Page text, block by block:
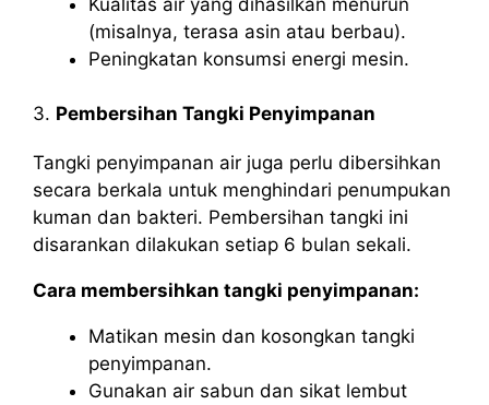
(misalnya, terasa asin atau berbau).
Peningkatan konsumsi energi mesin.
3. Pembersihan Tangki Penyimpanan
Tangki penyimpanan air juga perlu dibersihkan
secara berkala untuk menghindari penumpukan
kuman dan bakteri. Pembersihan tangki ini
disarankan dilakukan setiap 6 bulan sekali.
Cara membersihkan tangki penyimpanan:
Matikan mesin dan kosongkan tangki
penyimpanan.
Gunakan air sabun dan sikat lembut